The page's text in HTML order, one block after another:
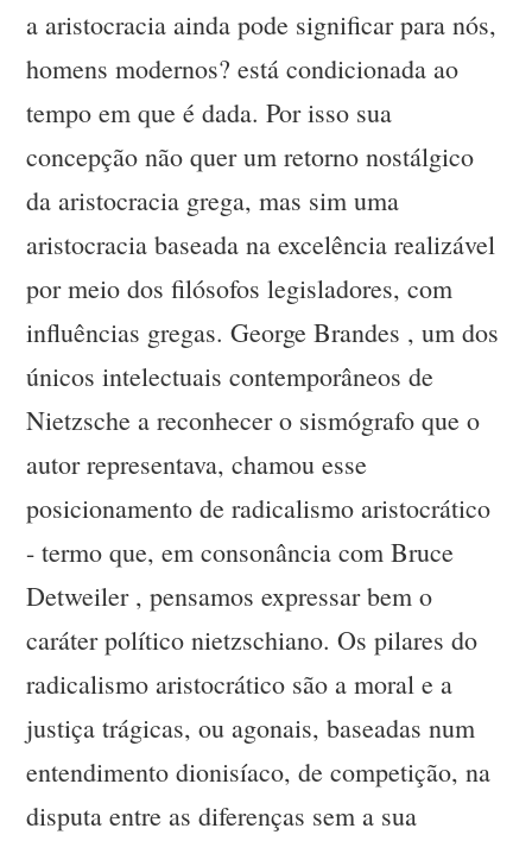
a aristocracia ainda pode significar para nós,
homens modernos? está condicionada ao
tempo em que é dada. Por isso sua
concepção não quer um retorno nostálgico
da aristocracia grega, mas sim uma
aristocracia baseada na excelência realizável
por meio dos filósofos legisladores, com
influências gregas. George Brandes , um dos
únicos intelectuais contemporâneos de
Nietzsche a reconhecer o sismógrafo que o
autor representava, chamou esse
posicionamento de radicalismo aristocrático
- termo que, em consonância com Bruce
Detweiler , pensamos expressar bem o
caráter político nietzschiano. Os pilares do
radicalismo aristocrático são a moral e a
justiça trágicas, ou agonais, baseadas num
entendimento dionisíaco, de competição, na
disputa entre as diferenças sem a sua